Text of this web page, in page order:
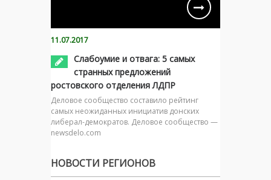
11.07.2017
Слабоумие и отвага: 5 самых
странных предложений
ростовского отделения ЛДПР
Деловое сообщество составило рейтинг
самых неожиданных инициатив донских
либерал-демократов. Деловое сообщество —
newsdelo.com
НОВОСТИ РЕГИОНОВ